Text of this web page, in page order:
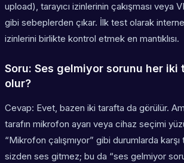
upload), tarayıcı izinlerinin çakışması veya
gibi sebeplerden çıkar. İlk test olarak
izinlerini birlikte kontrol etmek en mantıklısı.
Soru: Ses gelmiyor sorunu her iki
olur?
Cevap: Evet, bazen iki tarafta da görülür.
tarafın mikrofon ayarı veya cihaz seçimi
“Mikrofon çalışmıyor” gibi durumlarda
sizden ses gitmez; bu da “ses gelmiyor